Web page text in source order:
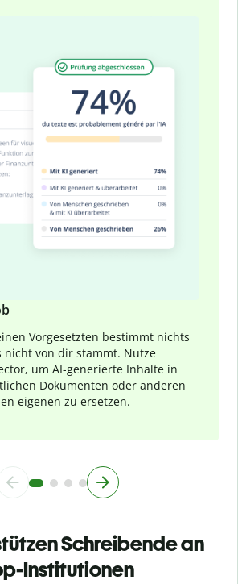
Vorgesetzten bestimmt nichts
nicht von dir stammt. Nutze
um AI-generierte Inhalte in
Dokumenten oder anderen
eigenen zu ersetzen.
Schreibende an
Institutionen